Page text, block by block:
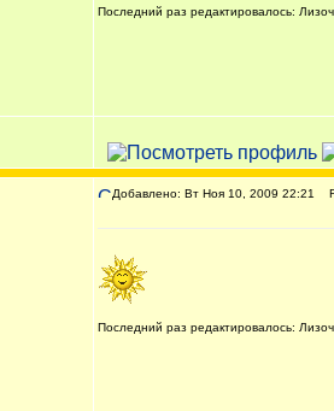
Последний раз редактировалось:
Добавлено: Вт Ноя 10, 2009 22:21
Последний раз редактировалось: